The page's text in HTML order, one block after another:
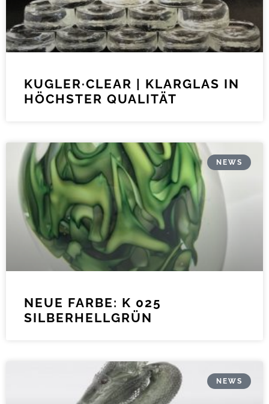
KUGLER·CLEAR | KLARGLAS IN
HÖCHSTER QUALITÄT
NEWS
NEUE FARBE: K 025
SILBERHELLGRÜN
NEWS